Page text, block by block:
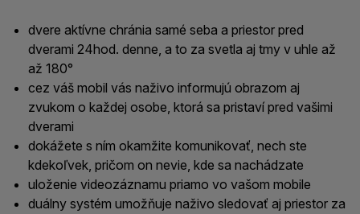
dvere aktívne chránia samé seba a priestor pred
dverami 24hod. denne, a to za svetla aj tmy v uhle až
až 180°
cez váš mobil vás naživo informujú obrazom aj
zvukom o každej osobe, ktorá sa pristaví pred vašimi
dverami
dokážete s ním okamžite komunikovať, nech ste
kdekoľvek, pričom on nevie, kde sa nachádzate
uloženie videozáznamu priamo vo vašom mobile
duálny systém umožňuje naživo sledovať aj priestor za